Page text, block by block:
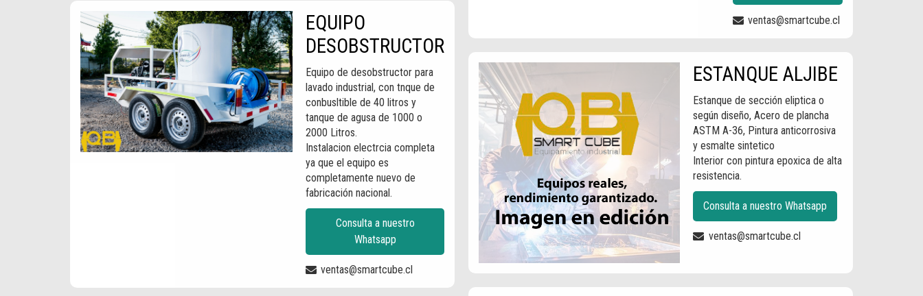
ventas@smartcube.cl
EQUIPO
DESOBSTRUCTOR
Equipo de desobstructor para
lavado industrial, con tnque de
conbusltible de 40 litros y
tanque de agusa de 1000 o
2000 Litros.
Instalacion electrcia completa
ya que el equipo es
completamente nuevo de
fabricación nacional.
Consulta a nuestro
Whatsapp
ventas@smartcube.cl
ESTANQUE ALJIBE
Estanque de sección eliptica o
según diseño, Acero de plancha
ASTM A-36, Pintura anticorrosiva
y esmalte sintetico
Interior con pintura epoxica de alta
resistencia.
Consulta a nuestro Whatsapp
ventas@smartcube.cl